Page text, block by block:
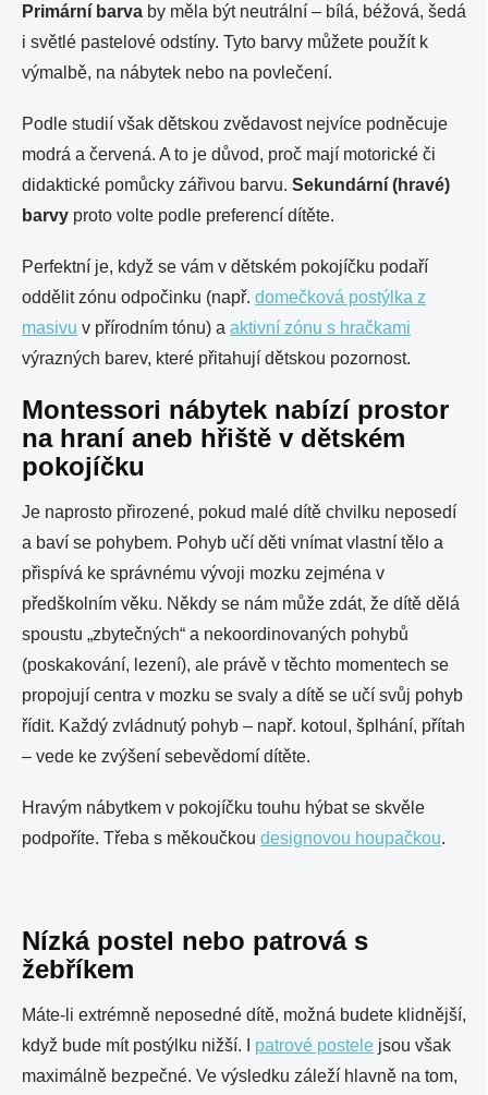
Primární barva by měla být neutrální – bílá, béžová, šedá
i světlé pastelové odstíny. Tyto barvy můžete použít k
výmalbě, na nábytek nebo na povlečení.
Podle studií však dětskou zvědavost nejvíce podněcuje
modrá a červená. A to je důvod, proč mají motorické či
didaktické pomůcky zářivou barvu. Sekundární (hravé)
barvy proto volte podle preferencí dítěte.
Perfektní je, když se vám v dětském pokojíčku podaří
oddělit zónu odpočinku (např. domečková postýlka z
masivu v přírodním tónu) a aktivní zónu s hračkami
výrazných barev, které přitahují dětskou pozornost.
Montessori nábytek nabízí prostor
na hraní aneb hřiště v dětském
pokojíčku
Je naprosto přirozené, pokud malé dítě chvilku neposedí
a baví se pohybem. Pohyb učí děti vnímat vlastní tělo a
přispívá ke správnému vývoji mozku zejména v
předškolním věku. Někdy se nám může zdát, že dítě dělá
spoustu „zbytečných“ a nekoordinovaných pohybů
(poskakování, lezení), ale právě v těchto momentech se
propojují centra v mozku se svaly a dítě se učí svůj pohyb
řídit. Každý zvládnutý pohyb – např. kotoul, šplhání, přítah
– vede ke zvýšení sebevědomí dítěte.
Hravým nábytkem v pokojíčku touhu hýbat se skvěle
podpoříte. Třeba s měkoučkou designovou houpačkou.
Nízká postel nebo patrová s
žebříkem
Máte-li extrémně neposedné dítě, možná budete klidnější,
když bude mít postýlku nižší. I patrové postele jsou však
maximálně bezpečné. Ve výsledku záleží hlavně na tom,